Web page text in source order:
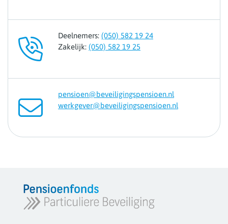
Deelnemers: (050) 582 19 24
Zakelijk: (050) 582 19 25
pensioen@beveiligingspensioen.nl
werkgever@beveiligingspensioen.nl